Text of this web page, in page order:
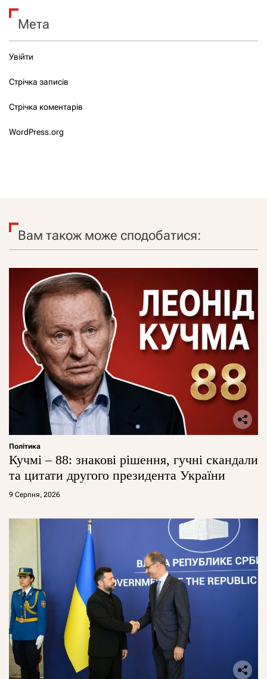
Мета
Увійти
Стрічка записів
Стрічка коментарів
WordPress.org
Вам також може сподобатися:
Політика
Кучмі – 88: знакові рішення, гучні скандали
та цитати другого президента України
9 Серпня, 2026